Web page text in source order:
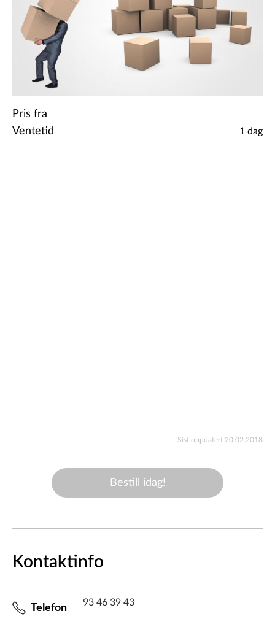
Pris fra
Ventetid
1 dag
Sist oppdatert 20.02.2018
Bestill idag!
Kontaktinfo
Telefon 93 46 39 43